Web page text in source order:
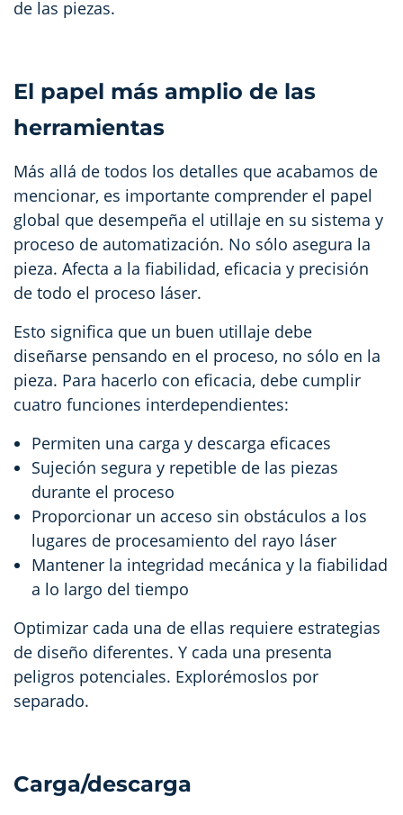
de las piezas.
El papel más amplio de las
herramientas
Más allá de todos los detalles que acabamos de
mencionar, es importante comprender el papel
global que desempeña el utillaje en su sistema y
proceso de automatización. No sólo asegura la
pieza. Afecta a la fiabilidad, eficacia y precisión
de todo el proceso láser.
Esto significa que un buen utillaje debe
diseñarse pensando en el proceso, no sólo en la
pieza. Para hacerlo con eficacia, debe cumplir
cuatro funciones interdependientes:
Permiten una carga y descarga eficaces
Sujeción segura y repetible de las piezas
durante el proceso
Proporcionar un acceso sin obstáculos a los
lugares de procesamiento del rayo láser
Mantener la integridad mecánica y la fiabilidad
a lo largo del tiempo
Optimizar cada una de ellas requiere estrategias
de diseño diferentes. Y cada una presenta
peligros potenciales. Explorémoslos por
separado.
Carga/descarga